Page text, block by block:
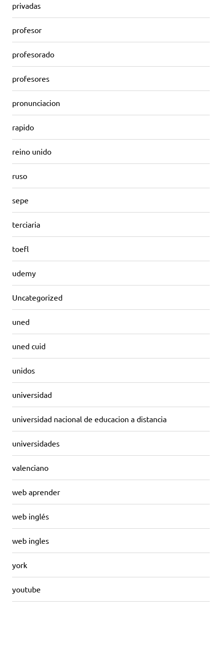
privadas
profesor
profesorado
profesores
pronunciacion
rapido
reino unido
ruso
sepe
terciaria
toefl
udemy
Uncategorized
uned
uned cuid
unidos
universidad
universidad nacional de educacion a distancia
universidades
valenciano
web aprender
web inglés
web ingles
york
youtube